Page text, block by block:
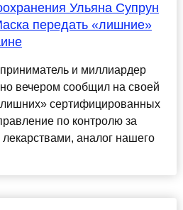
Ульяна Супрун
передать «лишние»
и миллиардер
вечером сообщил на своей
сертифицированных
по контролю за
аналог нашего